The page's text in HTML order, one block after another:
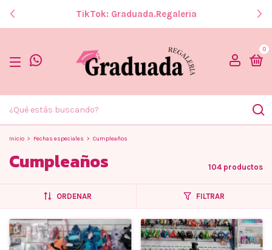
TikTok: Graduada.regaleria
0
Inicio > Fechas especiales > Cumpleaños
Cumpleaños 104 productos
ORDENAR FILTRAR